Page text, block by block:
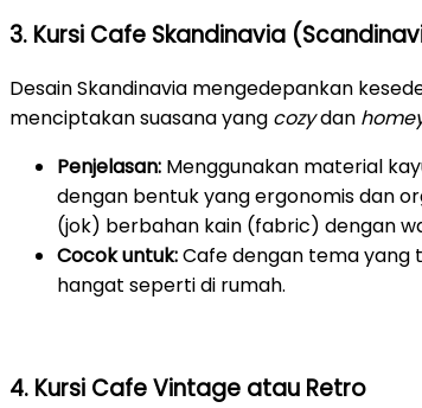
3. Kursi Cafe Skandinavia
Desain Skandinavia mengedepankan
menciptakan suasana yang cozydan
Penjelasan: Menggunakan material
dengan bentuk yang ergonomis dan
(jok) berbahan kain (fabric) dengan
Cocok untuk:Cafe dengan tema yang
hangat seperti di rumah.
4. Kursi Cafe Vintage atau Retro